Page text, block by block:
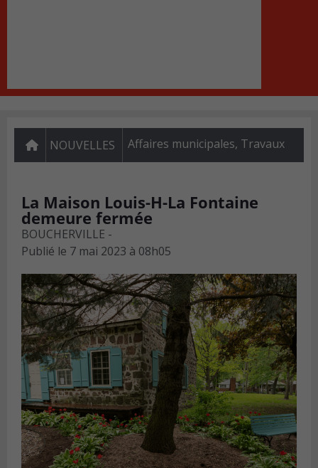
NOUVELLES Affaires municipales, Travaux
La Maison Louis-H-La Fontaine
demeure fermée
BOUCHERVILLE -
Publié le 7 mai 2023 à 08h05